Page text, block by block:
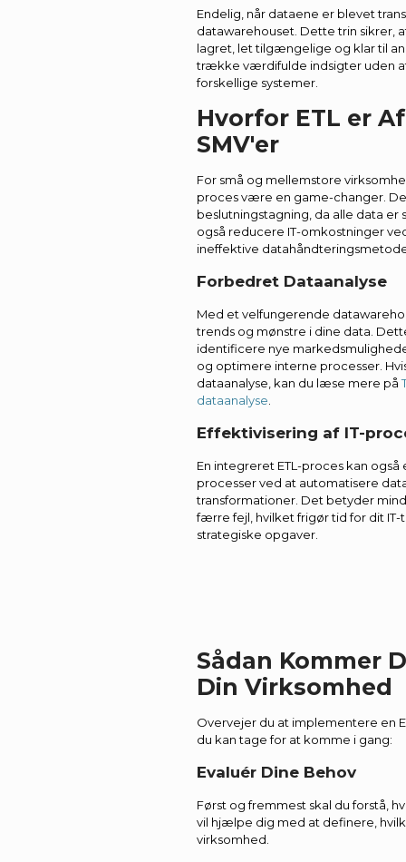
Endelig, når dataene er blevet
datawarehouset. Dette trin sikrer,
lagret, let tilgængelige og klar til
trække værdifulde indsigter uden
forskellige systemer.
Hvorfor ETL er
SMV'er
For små og mellemstore
proces være en game-changer.
beslutningstagning, da alle data er
også reducere IT-omkostninger
ineffektive
Forbedret Dataanalyse
Med et velfungerende
trends og mønstre i dine data.
identificere nye
og optimere interne processer.
dataanalyse, kan du læse mere på
dataanalyse
Effektivisering af IT-
En integreret ETL-proces kan også
processer ved at automatisere
transformationer. Det betyder
færre fejl, hvilket frigør tid for dit
strategiske opgaver.
Sådan Kommer
Din Virksomhed
Overvejer du at implementere en
du kan tage for at komme i gang:
Evaluér Dine Behov
Først og fremmest skal du forstå,
vil hjælpe dig med at definere,
virksomhed.